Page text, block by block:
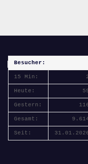
Besucher:
15 Min:
Heute:
Gestern:
Gesamt:
Seit: